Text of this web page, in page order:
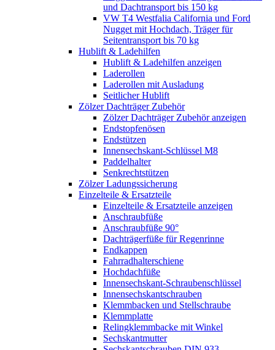
und Dachtransport bis 150 kg
VW T4 Westfalia California und Ford
Nugget mit Hochdach, Träger für
Seitentransport bis 70 kg
Hublift & Ladehilfen
Hublift & Ladehilfen anzeigen
Laderollen
Laderollen mit Ausladung
Seitlicher Hublift
Zölzer Dachträger Zubehör
Zölzer Dachträger Zubehör anzeigen
Endstopfenösen
Endstützen
Innensechskant-Schlüssel M8
Paddelhalter
Senkrechtstützen
Zölzer Ladungssicherung
Einzelteile & Ersatzteile
Einzelteile & Ersatzteile anzeigen
Anschraubfüße
Anschraubfüße 90°
Dachträgerfüße für Regenrinne
Endkappen
Fahrradhalterschiene
Hochdachfüße
Innensechskant-Schraubenschlüssel
Innensechskantschrauben
Klemmbacken und Stellschraube
Klemmplatte
Relingklemmbacke mit Winkel
Sechskantmutter